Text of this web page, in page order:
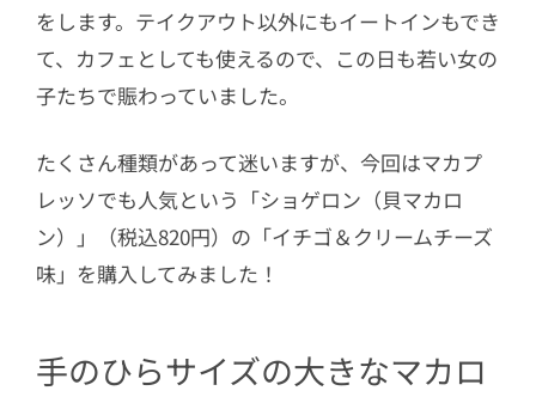
をします。テイクアウト以外にもイートインもでき
て、カフェとしても使えるので、この日も若い女の
子たちで賑わっていました。
たくさん種類があって迷いますが、今回はマカプ
レッソでも人気という「ショゲロン（貝マカロ
ン）」（税込820円）の「イチゴ＆クリームチーズ
味」を購入してみました！
手のひらサイズの大きなマカロ